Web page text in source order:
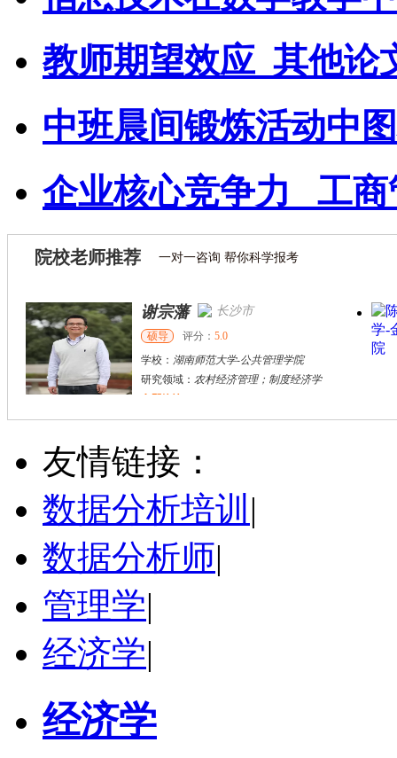
教师期望效应_其他论
中班晨间锻炼活动中
企业核心竞争力 _工商
院校老师推荐 一对一咨询 帮你科学报考
谢宗藩 长沙市
硕导 评分： 5.0
学校： 湖南师范大学-公共管理学院
研究领域： 农村经济管理；制度经济学
立即咨询
杨刚 长沙市
硕导
学校：湖南工商大学
立即咨询
友情链接：
数据分析培训 |
数据分析师|
管理学|
经济学|
经济学